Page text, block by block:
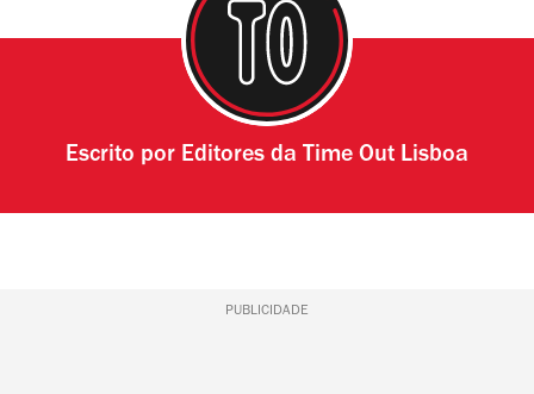
Escrito por Editores da Time Out Lisboa
PUBLICIDADE